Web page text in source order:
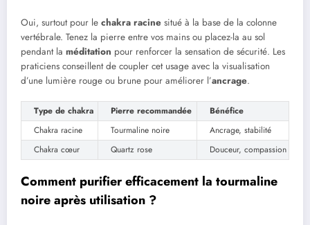
Oui, surtout pour le chakra racine situé à la base de la colonne
vertébrale. Tenez la pierre entre vos mains ou placez-la au sol
pendant la méditation pour renforcer la sensation de sécurité. Les
praticiens conseillent de coupler cet usage avec la visualisation
d’une lumière rouge ou brune pour améliorer l’ancrage.
Type de chakra Pierre recommandée
Bénéfice
Chakra racine
Tourmaline noire
Ancrage, stabilité
Chakra cœur
Quartz rose Douceur, compassion
Comment purifier efficacement la tourmaline
noire après utilisation ?